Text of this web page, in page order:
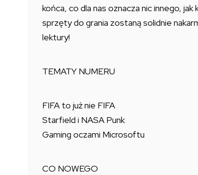
końca, co dla nas oznacza nic innego,
sprzęty do grania zostaną solidnie
lektury!
TEMATY NUMERU
FIFA to już nie FIFA
Starfield i NASA Punk
Gaming oczami Microsoftu
CO NOWEGO